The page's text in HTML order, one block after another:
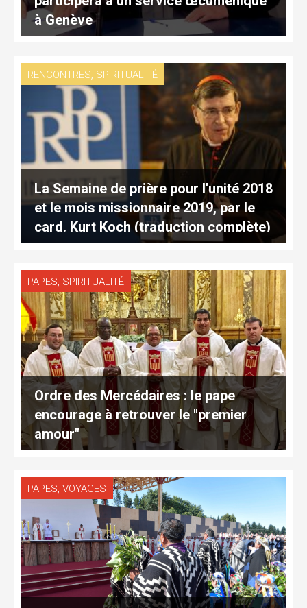
à Genève
RENCONTRES, SPIRITUALITÉ
La Semaine de prière pour l'unité 2018
et le mois missionnaire 2019, par le
card. Kurt Koch (traduction complète)
PAPES, SPIRITUALITÉ
Ordre des Mercédaires : le pape
encourage à retrouver le "premier
amour"
PAPES, VOYAGES